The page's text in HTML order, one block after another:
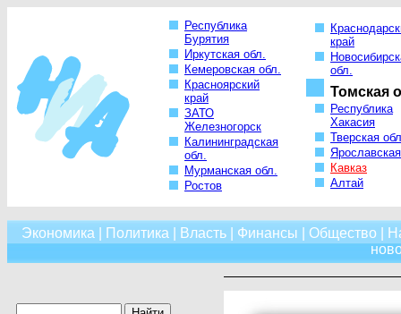
Республика
Бурятия
Иркутская обл.
Кемеровская обл.
Красноярский
край
ЗАТО
Железногорск
Калининградская
обл.
Мурманская обл.
Ростов
край
обл.
Томская
Республика
Хакасия
Тверская
Кавказ
Алтай
Экономика Политика Власть| Финансы Общество